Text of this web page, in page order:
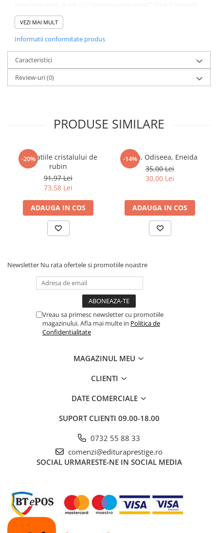
Ca nimic nu poate fi mai savuros sau mai pacatos. Dar era doar
preludiul pentru ceea ce urmeaza. Odata ce depasesti limitele,
Iar Sierra Simone nu dezamageste niciodata.
VEZI MAI MULT
Informatii conformitate produs
Caracteristici
Review-uri(0)
PRODUSE SIMILARE
-20%
Revelatiile cristalului de
rubin
91,97 Lei
73,58 Lei
ADAUGA IN COS
-14%
Iliada, Odiseea, Eneida
35,00 Lei
30,00 Lei
ADAUGA IN COS
Newsletter Nu rata ofertele si promotiile noastre
Vreau sa primesc newsletter cu promotiile
magazinului. Afla mai multe in Politica de
Confidentialitate
MAGAZINUL MEU
CLIENTI
DATE COMERCIALE
SUPORT CLIENTI 09.00-18.00
0732 55 88 33
comenzi@edituraprestige.ro
SOCIAL URMARESTE-NE IN SOCIAL MEDIA